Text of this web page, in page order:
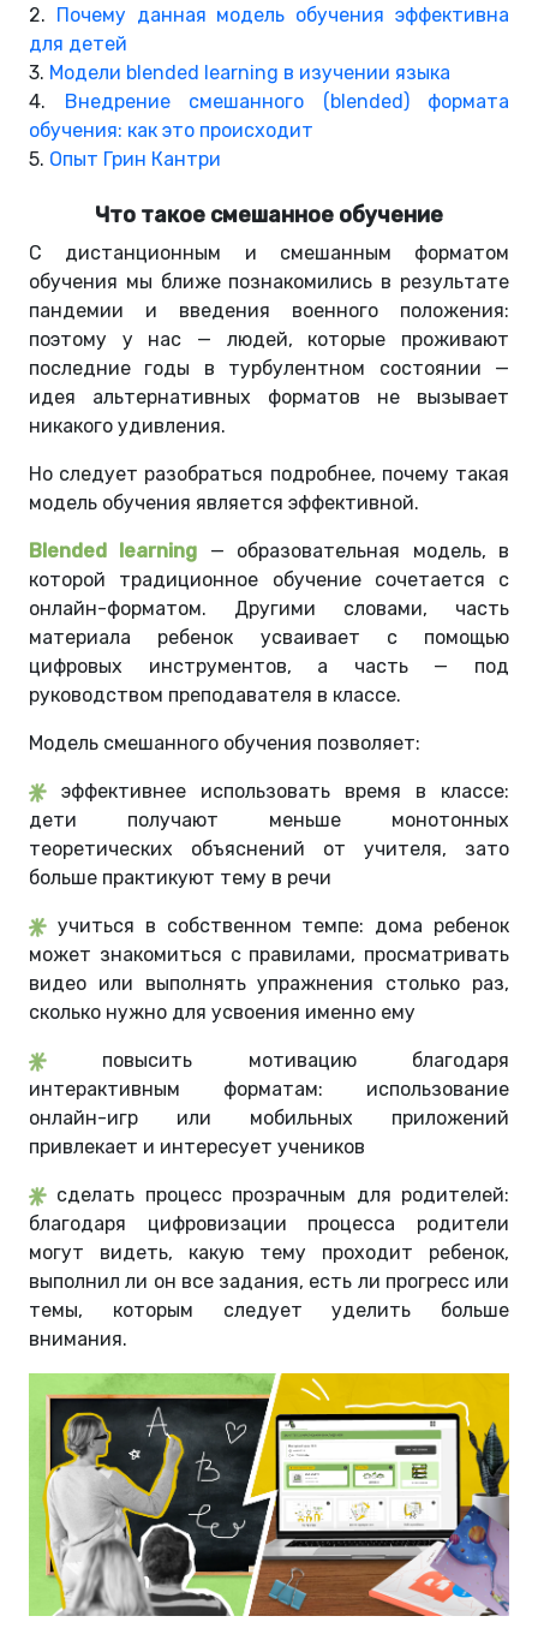
2.
Почему данная модель обучения эффективна
для детей
3. Модели blended learning в изучении языка
4.
Внедрение смешанного (blended) формата
обучения: как это происходит
5. Опыт Грин Кантри
Что такое смешанное обучение
С дистанционным и смешанным форматом
обучения мы ближе познакомились в результате
пандемии и введения военного положения:
поэтому у нас — людей, которые проживают
последние годы в турбулентном состоянии —
идея альтернативных форматов не вызывает
никакого удивления.
Но следует разобраться подробнее, почему такая
модель обучения является эффективной.
Blended learning
— образовательная модель, в
которой традиционное обучение сочетается с
онлайн-форматом. Другими словами, часть
материала ребенок усваивает с помощью
цифровых инструментов, а часть — под
руководством преподавателя в классе.
Модель смешанного обучения позволяет:
эффективнее использовать время в классе:
дети получают меньше монотонных
теоретических объяснений от учителя, зато
больше практикуют тему в речи
учиться в собственном темпе: дома ребенок
может знакомиться с правилами, просматривать
видео или выполнять упражнения столько раз,
сколько нужно для усвоения именно ему
повысить мотивацию благодаря
интерактивным форматам: использование
онлайн-игр или мобильных приложений
привлекает и интересует учеников
сделать процесс прозрачным для родителей:
благодаря цифровизации процесса родители
могут видеть, какую тему проходит ребенок,
выполнил ли он все задания, есть ли прогресс или
темы, которым следует уделить больше
внимания.